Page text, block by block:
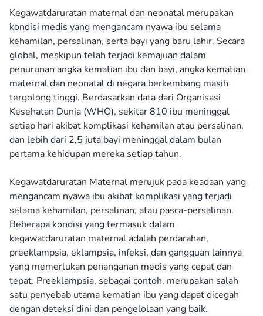
Kegawatdaruratan maternal dan neonatal merupakan
kondisi medis yang mengancam nyawa ibu selama
kehamilan, persalinan, serta bayi yang baru lahir. Secara
global, meskipun telah terjadi kemajuan dalam
penurunan angka kematian ibu dan bayi, angka kematian
maternal dan neonatal di negara berkembang masih
tergolong tinggi. Berdasarkan data dari Organisasi
Kesehatan Dunia (WHO), sekitar 810 ibu meninggal
setiap hari akibat komplikasi kehamilan atau persalinan,
dan lebih dari 2,5 juta bayi meninggal dalam bulan
pertama kehidupan mereka setiap tahun.
Kegawatdaruratan Maternal merujuk pada keadaan yang
mengancam nyawa ibu akibat komplikasi yang terjadi
selama kehamilan, persalinan, atau pasca-persalinan.
Beberapa kondisi yang termasuk dalam
kegawatdaruratan maternal adalah perdarahan,
preeklampsia, eklampsia, infeksi, dan gangguan lainnya
yang memerlukan penanganan medis yang cepat dan
tepat. Preeklampsia, sebagai contoh, merupakan salah
satu penyebab utama kematian ibu yang dapat dicegah
dengan deteksi dini dan pengelolaan yang baik.